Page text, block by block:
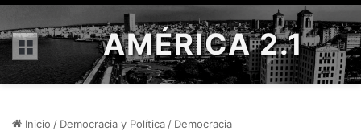
Menú AMÉRICA 2.1
Inicio / Democracia y Política / Democracia